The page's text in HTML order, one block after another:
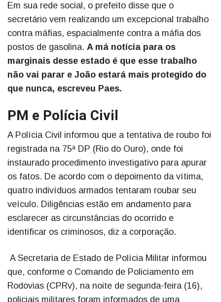
Em sua rede social, o prefeito disse que o
secretário vem realizando um excepcional trabalho
contra máfias, espacialmente contra a máfia dos
postos de gasolina. A má notícia para os
marginais desse estado é que esse trabalho
não vai parar e João estará mais protegido do
que nunca, escreveu Paes.
PM e Polícia Civil
A Polícia Civil informou que a tentativa de roubo foi
registrada na 75ª DP (Rio do Ouro), onde foi
instaurado procedimento investigativo para apurar
os fatos. De acordo com o depoimento da vítima,
quatro indivíduos armados tentaram roubar seu
veículo. Diligências estão em andamento para
esclarecer as circunstâncias do ocorrido e
identificar os criminosos, diz a corporação.
A Secretaria de Estado de Polícia Militar informou
que, conforme o Comando de Policiamento em
Rodovias (CPRv), na noite de segunda-feira (16),
policiais militares foram informados de uma